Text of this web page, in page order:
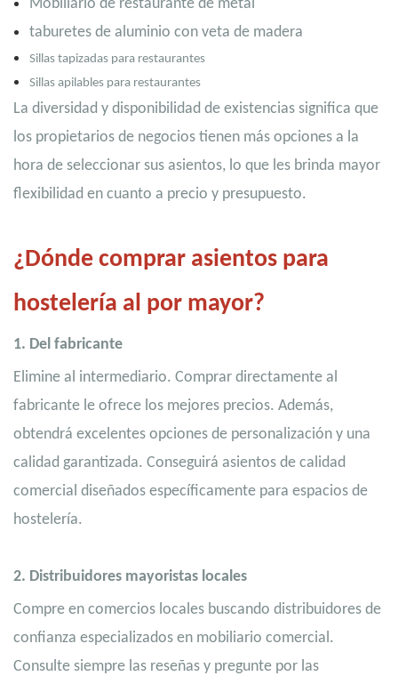
Mobiliario de restaurante de metal
taburetes de aluminio con veta de madera
Sillas tapizadas para restaurantes
Sillas apilables para restaurantes
La diversidad y disponibilidad de existencias significa que
los propietarios de negocios tienen más opciones a la
hora de seleccionar sus asientos, lo que les brinda mayor
flexibilidad en cuanto a precio y presupuesto.
¿Dónde comprar asientos para
hostelería al por mayor?
1. Del fabricante
Elimine al intermediario. Comprar directamente al
fabricante le ofrece los mejores precios. Además,
obtendrá excelentes opciones de personalización y una
calidad garantizada. Conseguirá asientos de calidad
comercial diseñados específicamente para espacios de
hostelería.
2. Distribuidores mayoristas locales
Compre en comercios locales buscando distribuidores de
confianza especializados en mobiliario comercial.
Consulte siempre las reseñas y pregunte por las